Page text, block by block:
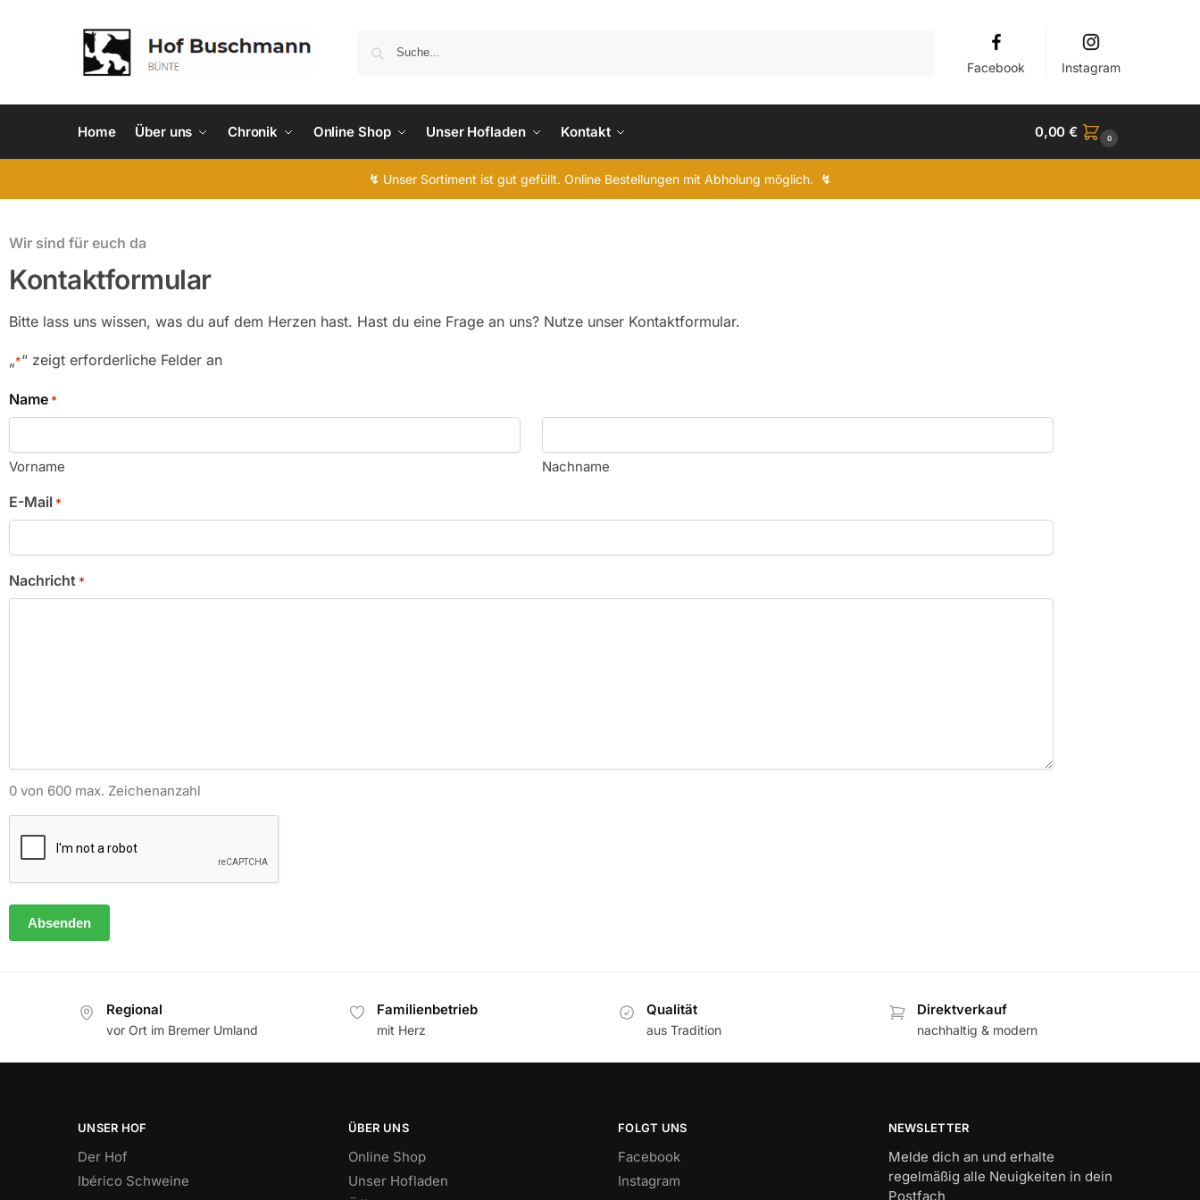
Facebook Instagram
Home Über uns Chronik Online Shop Unser Hofladen Kontakt 0,00€ 0
↯ Unser Sortiment ist gut gefüllt. Online Bestellungen mit Abholung möglich. ↯
Wir sind für euch da
Kontaktformular
Bitte lass uns wissen, was du auf dem Herzen hast. Hast du eine Frage an uns? Nutze unser Kontaktformular.
„*“ zeigt erforderliche Felder an
Name *
Vorname Nachname
E-Mail *
Nachricht *
0 von 600 max. Zeichenanzahl
Regional
vor Ort im Bremer Umland
Familienbetrieb
mit Herz
Qualität
aus Tradition
Direktverkauf
nachhaltig & modern
UNSER HOF
Der Hof
Ibérico Schweine
ÜBER UNS
Online Shop
Unser Hofladen
FOLGT UNS
Facebook
Instagram
NEWSLETTER
Melde dich an und erhalte
regelmäßig alle Neuigkeiten in dein
Postfach